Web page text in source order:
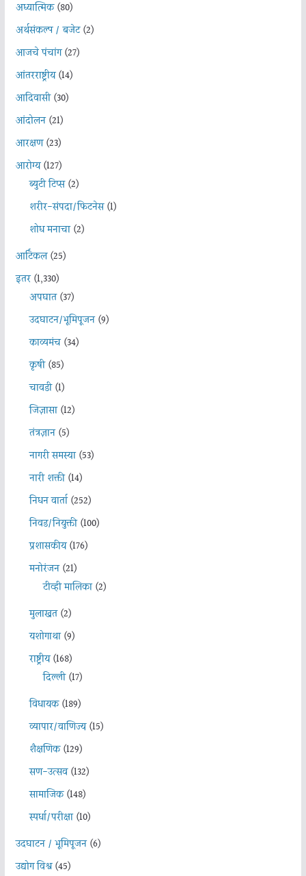
अध्यात्मिक(80)
अर्थसंकल्प / बजेट(2)
आजचे पंचांग(27)
आंतरराष्ट्रीय(14)
आदिवासी(30)
आंदोलन(21)
आरक्षण(23)
आरोग्य(127)
ब्युटी टिप्स(2)
शरीर-संपदा/फिटनेस(1)
शोध मनाचा(2)
आर्टिकल(25)
इतर(1,330)
अपघात(37)
उदघाटन/भूमिपूजन(9)
काव्यमंच(34)
कृषी(85)
चावडी(1)
जिज्ञासा(12)
तंत्रज्ञान(5)
नागरी समस्या(53)
नारी शक्ती(14)
निधन वार्ता(252)
निवड/नियुक्ती(100)
प्रशासकीय(176)
मनोरंजन(21)
टीव्ही मालिका(2)
मुलाखत(2)
यशोगाथा(9)
राष्ट्रीय(168)
दिल्ली(17)
विधायक(189)
व्यापार/वाणिज्य(15)
शैक्षणिक(129)
सण-उत्सव(132)
सामाजिक(148)
स्पर्धा/परीक्षा(10)
उदघाटन / भूमिपूजन(6)
उद्योग विश्व(45)